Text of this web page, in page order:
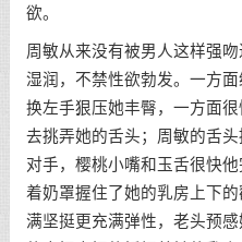
欲。
周敏从来没有被男人这样强
湿润，不禁性欲勃发。一方面
换左手狠压她丰臀，一方面
去挑弄她的舌头；周敏的舌
对手，樱桃小嘴和玉舌很快
着奶罩握住了她的乳房上下
满坚挺更充满弹性，老头预